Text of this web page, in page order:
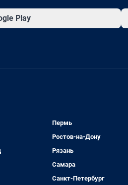
Play
Пермь
Ростов-на-Дону
Рязань
Самара
Санкт-Петербург